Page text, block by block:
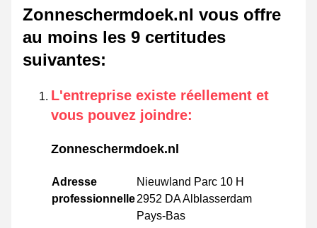
Zonneschermdoek.nl vous offre
au moins les 9 certitudes
suivantes:
L'entreprise existe réellement et
vous pouvez joindre:
Zonneschermdoek.nl
Adresse
professionnelle
Nieuwland Parc 10 H
2952 DA Alblasserdam
Pays-Bas